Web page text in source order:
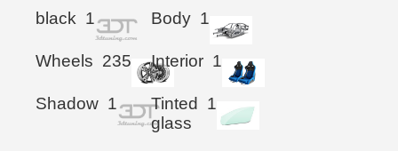
black 1 Body 1
Wheels 235 Interior 1
Shadow 1
Tinted
glass
1